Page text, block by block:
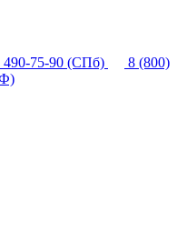
490-75-90 (СПб)
8 (800)